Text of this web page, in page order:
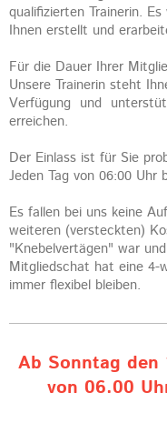
qualifizierten Trainerin.
Ihnen erstellt und
Für die Dauer Ihrer
Unsere Trainerin steht
Verfügung und
erreichen.
Der Einlass ist für Sie
Jeden Tag von 06:00 Uhr
Es fallen bei uns keine
weiteren (versteckten)
"Knebelvertägen" war
Mitgliedschat hat eine 4-
immer flexibel bleiben.
Ab Sonntag den
von 06.00